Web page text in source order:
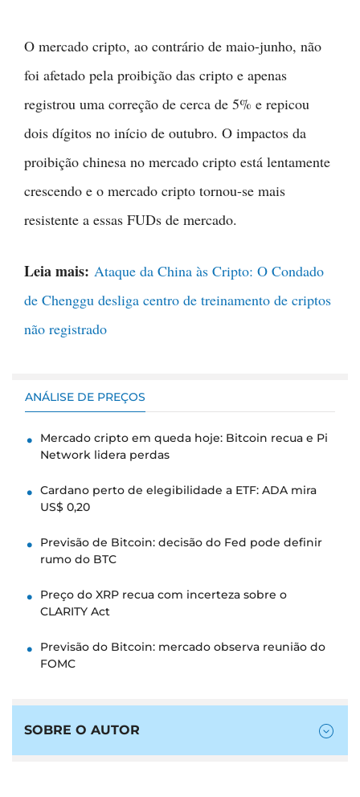
O mercado cripto, ao contrário de maio-junho, não
foi afetado pela proibição das cripto e apenas
registrou uma correção de cerca de 5% e repicou
dois dígitos no início de outubro. O impactos da
proibição chinesa no mercado cripto está lentamente
crescendo e o mercado cripto tornou-se mais
resistente a essas FUDs de mercado.
Leia mais: Ataque da China às Cripto: O Condado
de Chenggu desliga centro de treinamento de criptos
não registrado
ANÁLISE DE PREÇOS
Mercado cripto em queda hoje: Bitcoin recua e Pi
Network lidera perdas
Cardano perto de elegibilidade a ETF: ADA mira
US$ 0,20
Previsão de Bitcoin: decisão do Fed pode definir
rumo do BTC
Preço do XRP recua com incerteza sobre o
CLARITY Act
Previsão do Bitcoin: mercado observa reunião do
FOMC
SOBRE O AUTOR